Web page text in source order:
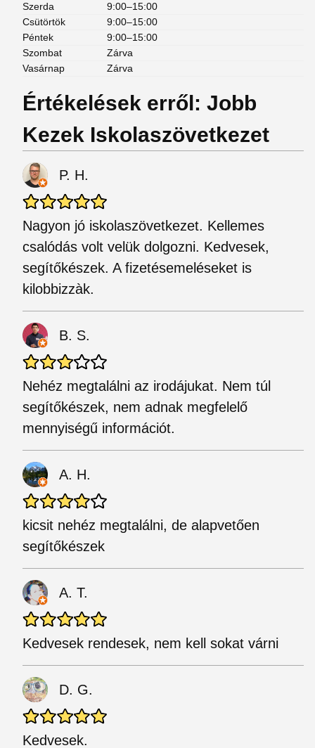
Szerda
9:00–15:00
Csütörtök
9:00–15:00
Péntek
9:00–15:00
Szombat
Zárva
Vasárnap
Zárva
Értékelések erről: Jobb
Kezek Iskolaszövetkezet
P. H.
Nagyon jó iskolaszövetkezet. Kellemes
csalódás volt velük dolgozni. Kedvesek,
segítőkészek. A fizetésemeléseket is
kilobbizzàk.
B. S.
Nehéz megtalálni az irodájukat. Nem túl
segítőkészek, nem adnak megfelelő
mennyiségű információt.
A. H.
kicsit nehéz megtalálni, de alapvetően
segítőkészek
A. T.
Kedvesek rendesek, nem kell sokat várni
D. G.
Kedvesek.